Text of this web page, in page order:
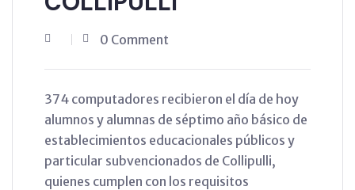
0 Comment
374 computadores recibieron el día de hoy
alumnos y alumnas de séptimo año básico de
establecimientos educacionales públicos y
particular subvencionados de Collipulli,
quienes cumplen con los requisitos